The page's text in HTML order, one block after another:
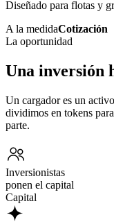
Diseñado para flotas y
A la medidaCotización
La oportunidad
Una inversión
Un cargador es un
dividimos en tokens
parte.
Inversionistas
ponen el capital
Capital